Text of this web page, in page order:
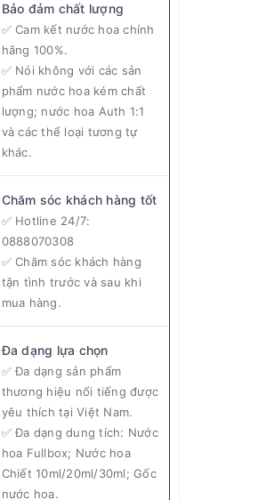
Bảo đảm chất lượng
✅ Cam kết nước hoa chính
hãng 100%.
✅ Nói không với các sản
phẩm nước hoa kém chất
lượng; nước hoa Auth 1:1
và các thể loại tương tự
khác.
Chăm sóc khách hàng tốt
✅ Hotline 24/7:
0888070308
✅ Chăm sóc khách hàng
tận tình trước và sau khi
mua hàng.
Đa dạng lựa chọn
✅ Đa dạng sản phẩm
thương hiệu nổi tiếng được
yêu thích tại Việt Nam.
✅ Đa dạng dung tích: Nước
hoa Fullbox; Nước hoa
Chiết 10ml/20ml/30ml; Gốc
nước hoa.